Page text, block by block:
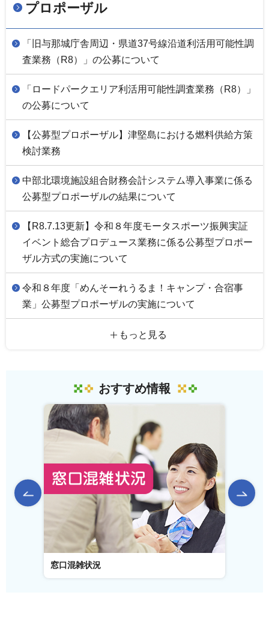
プロポーザル
「旧与那城庁舎周辺・県道37号線沿道利活用可能性調
査業務（R8）」の公募について
「ロードパークエリア利活用可能性調査業務（R8）」
の公募について
【公募型プロポーザル】津堅島における燃料供給方策
検討業務
中部北環境施設組合財務会計システム導入事業に係る
公募型プロポーザルの結果について
【R8.7.13更新】令和８年度モータスポーツ振興実証
イベント総合プロデュース業務に係る公募型プロポー
ザル方式の実施について
令和８年度「めんそーれうるま！キャンプ・合宿事
業」公募型プロポーザルの実施について
もっと見る
おすすめ情報
前のスライドを表示
窓口混雑状況